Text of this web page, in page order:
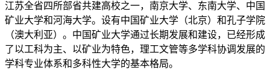
江苏全省四所部省共建高校之一，南京大学、东南大学、中国
矿业大学和河海大学。设有中国矿业大学（北京）和孔子学院
（澳大利亚）。中国矿业大学通过长期发展和建设，已经形成
了以工科为主、以矿业为特色，理工文管等多学科协调发展的
学科专业体系和多科性大学的基本格局。